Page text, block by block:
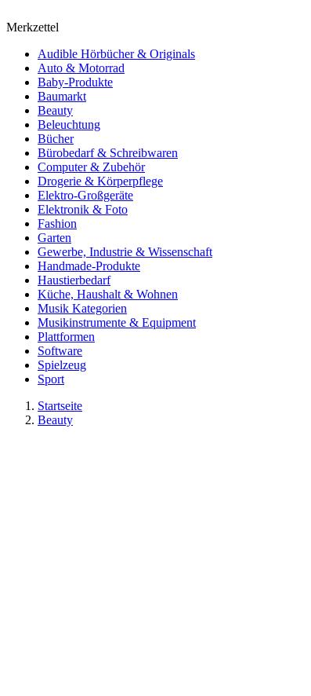
Merkzettel
Audible Hörbücher & Originals
Auto & Motorrad
Baby-Produkte
Baumarkt
Beauty
Beleuchtung
Bücher
Bürobedarf & Schreibwaren
Computer & Zubehör
Drogerie & Körperpflege
Elektro-Großgeräte
Elektronik & Foto
Fashion
Garten
Gewerbe, Industrie & Wissenschaft
Handmade-Produkte
Haustierbedarf
Küche, Haushalt & Wohnen
Musik Kategorien
Musikinstrumente & Equipment
Plattformen
Software
Spielzeug
Sport
Startseite
Beauty